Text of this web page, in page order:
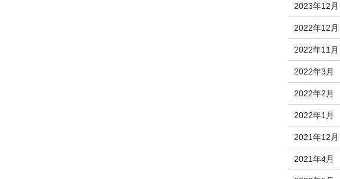
2023年12月
2022年12月
2022年11月
2022年3月
2022年2月
2022年1月
2021年12月
2021年4月